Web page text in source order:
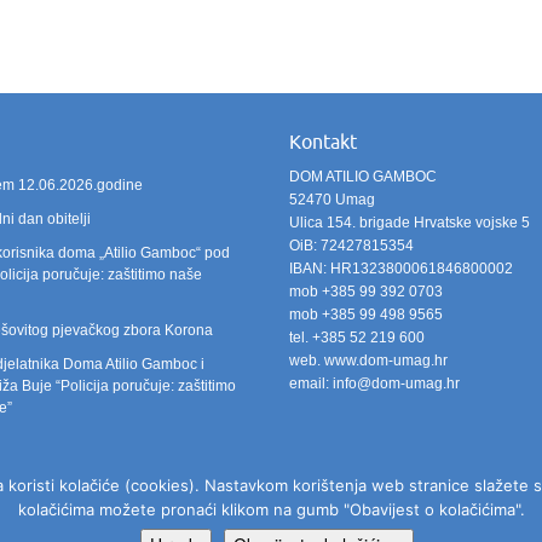
12.06.2026.godine
dan obitelji
doma „Atilio Gamboc“ pod
poručuje: zaštitimo naše
pjevačkog zbora Korona
Doma Atilio Gamboc i
Buje “Policija poručuje: zaštitimo
Kontakt
DOM ATILIO GAMBOC
52470 Umag
Ulica 154. brigade Hrvatske vojske 5
OiB: 72427815354
IBAN: HR1323800061846800002
mob +385 99 392 0703
mob +385 99 498 9565
tel. +385 52 219 600
web. www.dom-umag.hr
email: info@dom-umag.hr
kolačiće (cookies). Nastavkom korištenja web stranice slažete
kolačićima možete pronaći klikom na gumb "Obavijest o kolačićima".